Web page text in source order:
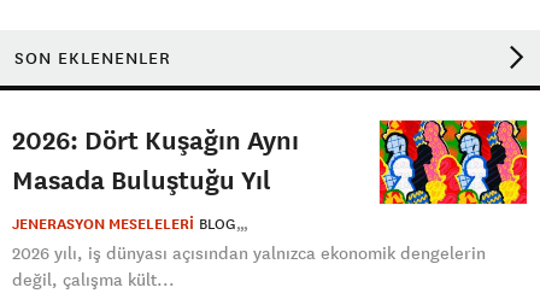
SON EKLENENLER
2026: Dört Kuşağın Aynı
Masada Buluştuğu Yıl
JENERASYON MESELELERİ BLOG
2026 yılı, iş dünyası açısından yalnızca ekonomik dengelerin
değil, çalışma kült...